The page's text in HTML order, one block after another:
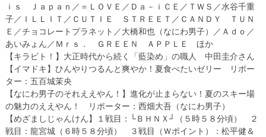
ｉｓ Ｊａｐａｎ／＝ＬＯＶＥ／Ｄａ－ｉＣＥ／ＴＷＳ／水谷千重
子／ＩＬＬＩＴ／ＣＵＴＩＥ ＳＴＲＥＥＴ／ＣＡＮＤＹ ＴＵＮ
Ｅ／チョコレートプラネット／大橋和也（なにわ男子）／Ａｄｏ／
あいみょん／Ｍｒｓ． ＧＲＥＥＮ ＡＰＰＬＥ ほか
【キラビト！】大正時代から続く「藍染め」の職人 中田圭介さん
【イマドキ】ひんやりつるんと爽やか！夏食べたいゼリー リポー
ター：五百城茉央
【なにわ男子のそれええやん！】進化が止まらない！夏のスキー場
の魅力のええやん！ リポーター：西畑大吾（なにわ男子）
【めざましじゃんけん】１戦目：└ＢＨＮＸ┘（５時５８分頃） ２
戦目：龍宮城（６時５８分頃） ３戦目（Ｗポイント）：松平健＆